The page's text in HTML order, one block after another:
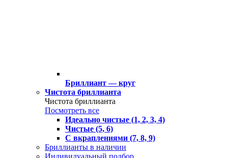
Бриллиант — круг
Чистота бриллианта
Чистота бриллианта
Посмотреть все
Идеально чистые (1, 2, 3, 4)
Чистые (5, 6)
С вкраплениями (7, 8, 9)
Бриллианты в наличии
Индивидуальный подбор